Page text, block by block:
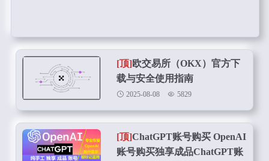
[顶]欧交易所（OKX）官方下
载与安全使用指南
2025-08-08 5829
[顶]ChatGPT账号购买 OpenAI
账号购买独享成品ChatGPT账